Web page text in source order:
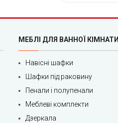
МЕБЛІ ДЛЯ ВАННОЇ КІМНАТИ
Навісні шафки
Шафки під раковину
Пенали і полупенали
Меблеві комплекти
Дзеркала